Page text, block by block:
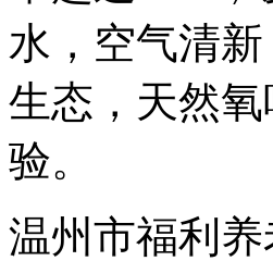
水，空气清
生态，天然
验。
温州市福利养